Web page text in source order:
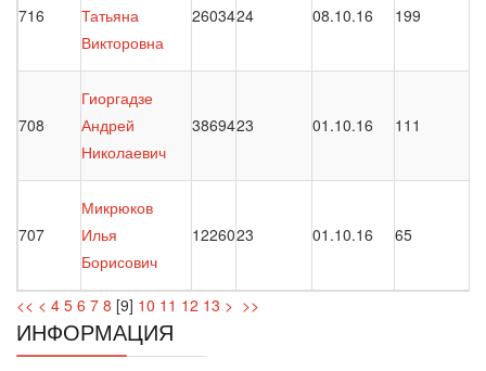
716
Татьяна
Викторовна
2603424 08.10.16 199
708
Гиоргадзе
Андрей
Николаевич
3869423 01.10.16 111
707
Микрюков
Илья
Борисович
1226023 01.10.16 65
<< < 4 5 6 7 8 [9] 10 11 12 13 > >>
ИНФОРМАЦИЯ